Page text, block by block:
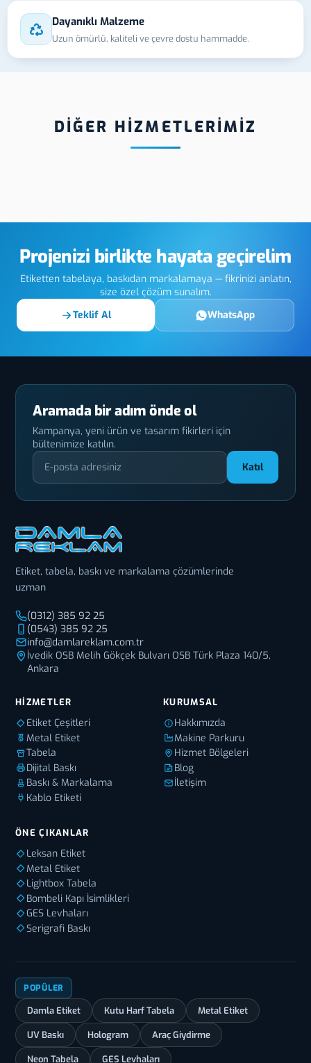
Dayanıklı Malzeme
Uzun ömürlü, kaliteli ve çevre dostu hammadde.
DİĞER HİZMETLERİMİZ
Projenizi birlikte hayata geçirelim
Etiketten tabelaya, baskıdan markalamaya — fikrinizi anlatın,
size özel çözüm sunalım.
Teklif Al
WhatsApp
Aramada bir adım önde ol
Kampanya, yeni ürün ve tasarım fikirleri için
bültenimize katılın.
Katıl
Etiket, tabela, baskı ve markalama çözümlerinde
uzman
(0312) 385 92 25
(0543) 385 92 25
info@damlareklam.com.tr
İvedik OSB Melih Gökçek Bulvarı OSB Türk Plaza 140/5,
Ankara
HIZMETLER
Etiket Çeşitleri
Metal Etiket
Tabela
Dijital Baskı
Baskı & Markalama
Kablo Etiketi
KURUMSAL
Hakkımızda
Makine Parkuru
Hizmet Bölgeleri
Blog
İletişim
ÖNE ÇIKANLAR
Leksan Etiket
Metal Etiket
Lightbox Tabela
Bombeli Kapı İsimlikleri
GES Levhaları
Serigrafi Baskı
POPÜLER
Damla Etiket Kutu Harf Tabela Metal Etiket
UV Baskı Hologram Araç Giydirme
Neon Tabela GES Levhaları